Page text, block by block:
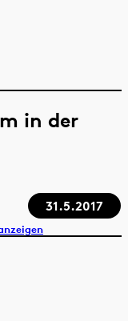
in der
31.5.2017